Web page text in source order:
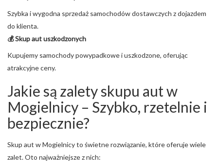
Szybka i wygodna sprzedaż samochodów dostawczych z dojazdem
do klienta.
💰 Skup aut uszkodzonych
Kupujemy samochody powypadkowe i uszkodzone, oferując
atrakcyjne ceny.
Jakie są zalety skupu aut w
Mogielnicy – Szybko, rzetelnie i
bezpiecznie?
Skup aut w Mogielnicy to świetne rozwiązanie, które oferuje wiele
zalet. Oto najważniejsze z nich: